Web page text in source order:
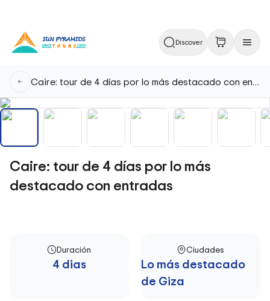
Discover
Caire: tour de 4 días por lo más destacado con entradas
Caire: tour de 4 días por lo más
destacado con entradas
Duración
4 dias
Ciudades
Lo más destacado
de Giza